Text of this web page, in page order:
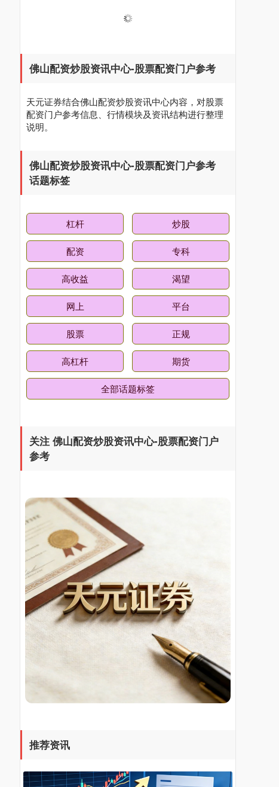
佛山配资炒股资讯中心-股票配资门户参考
天元证券结合佛山配资炒股资讯中心内容，对股票
配资门户参考信息、行情模块及资讯结构进行整理
说明。
佛山配资炒股资讯中心-股票配资门户参考
话题标签
杠杆 炒股
配资 专科
高收益 渴望
网上 平台
股票 正规
高杠杆 期货
全部话题标签
关注 佛山配资炒股资讯中心-股票配资门户
参考
推荐资讯